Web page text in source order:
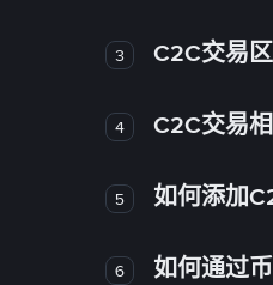
3 C2C交易
4 C2C交易
5 如何添加
6 如何通过